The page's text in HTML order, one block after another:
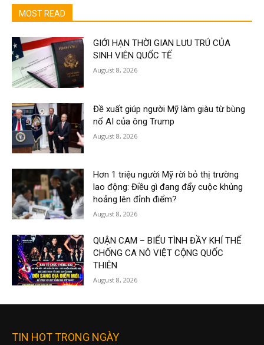
MOST READ
GIỚI HẠN THỜI GIAN LƯU TRÚ CỦA
SINH VIÊN QUỐC TẾ
August 8, 2026
Đề xuất giúp người Mỹ làm giàu từ bùng
nổ AI của ông Trump
August 8, 2026
Hơn 1 triệu người Mỹ rời bỏ thị trường
lao động: Điều gì đang đẩy cuộc khủng
hoảng lên đỉnh điểm?
August 8, 2026
QUẬN CAM – BIỂU TÌNH ĐẦY KHÍ THẾ
CHỐNG CA NÔ VIỆT CỘNG QUỐC
THIÊN
August 8, 2026
TIN HOT TRONG NGÀY